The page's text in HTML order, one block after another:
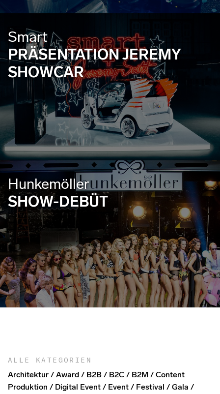
Smart
PRÄSENTATION JEREMY
SHOWCAR
Hunkemöller
SHOW-DEBÜT
ALLE KATEGORIEN
Architektur Award B2B B2C B2M
Content
Produktion
Digital Event Event Festival
Gala